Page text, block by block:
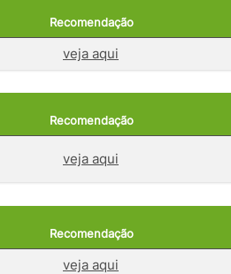
Recomendação
veja aqui
Recomendação
veja aqui
Recomendação
veja aqui